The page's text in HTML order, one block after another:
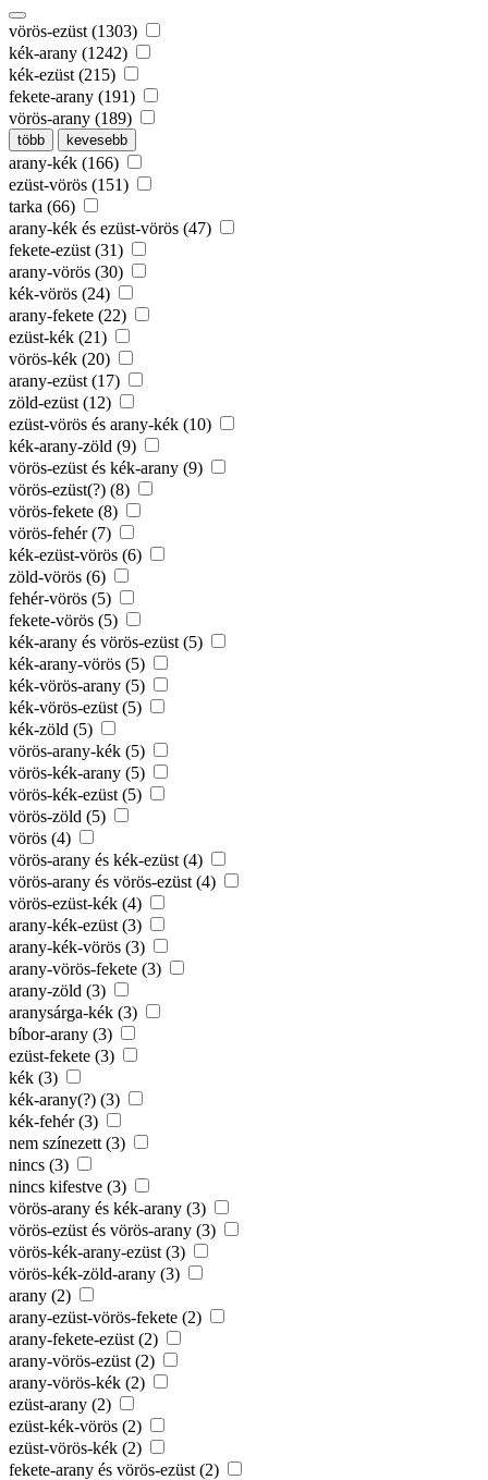
vörös-ezüst (1303)
kék-arany (1242)
kék-ezüst (215)
fekete-arany (191)
vörös-arany (189)
több kevesebb
arany-kék (166)
ezüst-vörös (151)
tarka (66)
arany-kék és ezüst-vörös (47)
fekete-ezüst (31)
arany-vörös (30)
kék-vörös (24)
arany-fekete (22)
ezüst-kék (21)
vörös-kék (20)
arany-ezüst (17)
zöld-ezüst (12)
ezüst-vörös és arany-kék (10)
kék-arany-zöld (9)
vörös-ezüst és kék-arany (9)
vörös-ezüst(?) (8)
vörös-fekete (8)
vörös-fehér (7)
kék-ezüst-vörös (6)
zöld-vörös (6)
fehér-vörös (5)
fekete-vörös (5)
kék-arany és vörös-ezüst (5)
kék-arany-vörös (5)
kék-vörös-arany (5)
kék-vörös-ezüst (5)
kék-zöld (5)
vörös-arany-kék (5)
vörös-kék-arany (5)
vörös-kék-ezüst (5)
vörös-zöld (5)
vörös (4)
vörös-arany és kék-ezüst (4)
vörös-arany és vörös-ezüst (4)
vörös-ezüst-kék (4)
arany-kék-ezüst (3)
arany-kék-vörös (3)
arany-vörös-fekete (3)
arany-zöld (3)
aranysárga-kék (3)
bíbor-arany (3)
ezüst-fekete (3)
kék (3)
kék-arany(?) (3)
kék-fehér (3)
nem színezett (3)
nincs (3)
nincs kifestve (3)
vörös-arany és kék-arany (3)
vörös-ezüst és vörös-arany (3)
vörös-kék-arany-ezüst (3)
vörös-kék-zöld-arany (3)
arany (2)
arany-ezüst-vörös-fekete (2)
arany-fekete-ezüst (2)
arany-vörös-ezüst (2)
arany-vörös-kék (2)
ezüst-arany (2)
ezüst-kék-vörös (2)
ezüst-vörös-kék (2)
fekete-arany és vörös-ezüst (2)